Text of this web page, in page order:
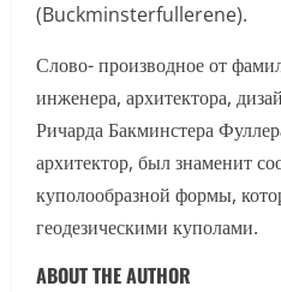
(Buckminsterfullerene).
Слово- производное от
инженера, архитектора,
Ричарда Бакминстера
архитектор, был знаменит
куполообразной формы,
геодезическими куполами.
ABOUT THE AUTHOR